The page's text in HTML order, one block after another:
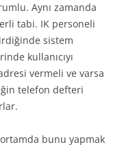
Aynı zamanda
tabi. IK personeli
sistem
kullanıcıyı
vermeli ve varsa
telefon defteri
bunu yapmak